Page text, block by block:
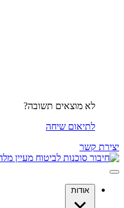
לא מוצאים תשובה?
לתיאום שיחה
יצירת קשר
אודות